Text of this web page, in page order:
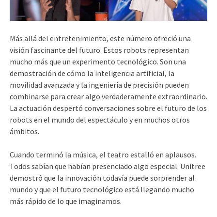
Más allá del entretenimiento, este número ofreció una
visión fascinante del futuro. Estos robots representan
mucho más que un experimento tecnológico. Son una
demostración de cómo la inteligencia artificial, la
movilidad avanzada y la ingeniería de precisión pueden
combinarse para crear algo verdaderamente extraordinario.
La actuación despertó conversaciones sobre el futuro de los
robots en el mundo del espectáculo y en muchos otros
ámbitos.
Cuando terminó la música, el teatro estalló en aplausos.
Todos sabían que habían presenciado algo especial. Unitree
demostró que la innovación todavía puede sorprender al
mundo y que el futuro tecnológico está llegando mucho
más rápido de lo que imaginamos.